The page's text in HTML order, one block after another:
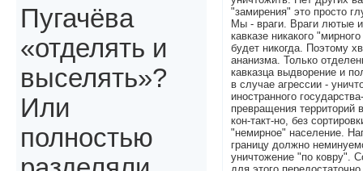
"замирения" это просто
Мы - враги. Враги лютые
кавказе никакого
будет никогда. Поэтому
ананизма. Только
кавказца выдворение и
в случае агрессии -
иностранного
превращения территорий
кон-такт-но, без
"немирное" население.
границу должно
уничтожение "по ковру".
Пугачёва
«отделять и
выселять»?
Или
полностью